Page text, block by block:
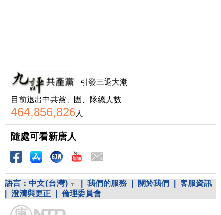
引發三退大潮
目前退出中共黨、團、隊總人數
464,856,826人
隨處可看新唐人
語言： 中文(台灣) 我們的服務 關於我們
客服資訊
澄清與更正 倫理委員會